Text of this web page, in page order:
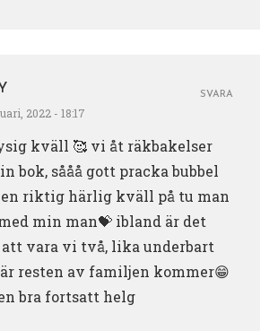
2022 - 18:17
kväll 🥰 vi åt räkbakelser
bok, sååå gott pracka bubbel
riktig härlig kväll på tu man
min man💝 ibland är det
vara vi två, lika underbart
resten av familjen kommer😁
bra fortsatt helg
SVARA